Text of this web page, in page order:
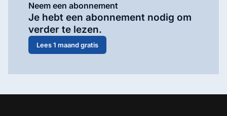
Neem een abonnement
Je hebt een abonnement nodig om
verder te lezen.
Lees 1 maand gratis